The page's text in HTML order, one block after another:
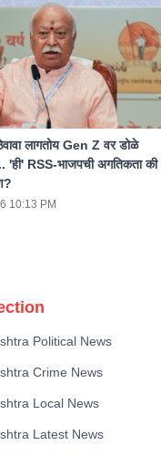
लागतोय Gen Z वर डोळे
'ही' RSS-भाजपची अगतिकता की
10:13 PM
Political News
Crime News
Local News
Latest News